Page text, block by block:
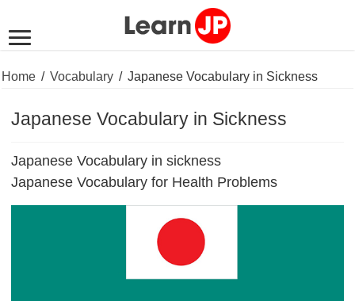
Home / Vocabulary / Japanese Vocabulary in Sickness
Japanese Vocabulary in Sickness
Japanese Vocabulary in sickness
Japanese Vocabulary for Health Problems